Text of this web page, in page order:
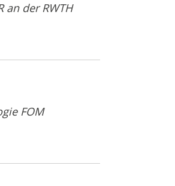
an der RWTH
FOM